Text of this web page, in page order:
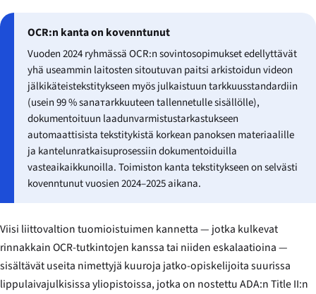
OCR:n kanta on kovenntunut
Vuoden 2024 ryhmässä OCR:n sovintosopimukset edellyttävät
yhä useammin laitosten sitoutuvan paitsi arkistoidun videon
jälkikäteistekstitykseen myös julkaistuun tarkkuusstandardiin
(usein 99 % sanaтarkkuuteen tallennetulle sisällölle),
dokumentoituun laadunvarmistustarkastukseen
automaattisista tekstitykistä korkean panoksen materiaalille
ja kantelunratkaisuprosessiin dokumentoiduilla
vasteaikaikkunoilla. Toimiston kanta tekstitykseen on selvästi
kovenntunut vuosien 2024–2025 aikana.
Viisi liittovaltion tuomioistuimen kannetta — jotka kulkevat
rinnakkain OCR-tutkintojen kanssa tai niiden eskalaatioina —
sisältävät useita nimettyjä kuuroja jatko-opiskelijoita suurissa
lippulaivajulkisissa yliopistoissa, jotka on nostettu ADA:n Title II:n